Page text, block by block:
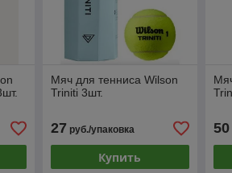
Мяч для тенниса Wilson
Triniti 3шт.
27 руб./упаковка
Купить
50